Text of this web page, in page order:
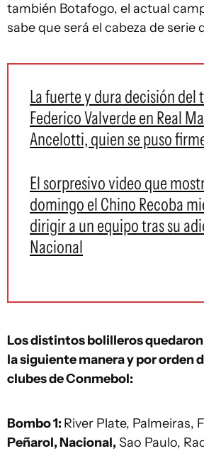
también Botafogo, el actual
sabe que será el cabeza de serie
La fuerte y dura decisión del
Federico Valverde en Real
Ancelotti, quien se puso
El sorpresivo video que
domingo el Chino Recoba
dirigir a un equipo tras su
Nacional
Los distintos bolilleros
la siguiente manera y por orden
clubes de Conmebol:
Bombo 1: River Plate, Palmeiras,
Peñarol, Nacional, Sao Paulo,